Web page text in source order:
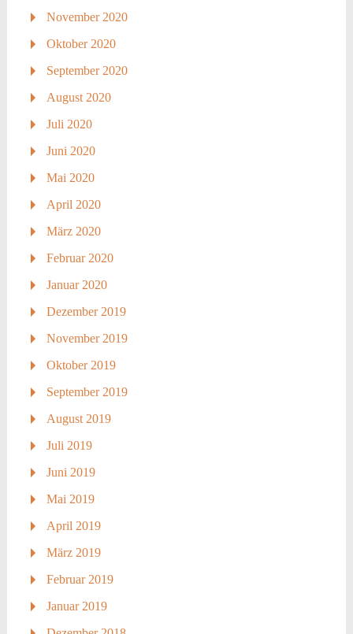
November 2020
Oktober 2020
September 2020
August 2020
Juli 2020
Juni 2020
Mai 2020
April 2020
März 2020
Februar 2020
Januar 2020
Dezember 2019
November 2019
Oktober 2019
September 2019
August 2019
Juli 2019
Juni 2019
Mai 2019
April 2019
März 2019
Februar 2019
Januar 2019